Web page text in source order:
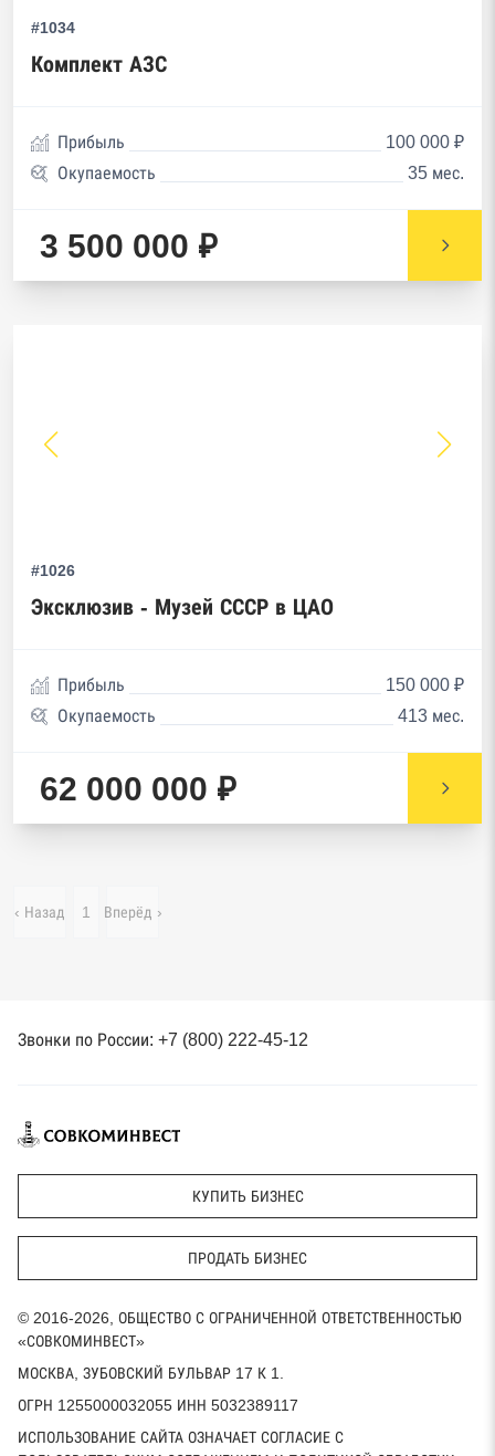
#1034
Комплект АЗС
Прибыль
100 000 ₽
Окупаемость
35 мес.
3 500 000 ₽
#1026
Эксклюзив - Музей СССР в ЦАО
Прибыль
150 000 ₽
Окупаемость
413 мес.
62 000 000 ₽
‹ Назад 1 Вперёд ›
Звонки по России: +7 (800) 222-45-12
КУПИТЬ БИЗНЕС
ПРОДАТЬ БИЗНЕС
© 2016-2026, ОБЩЕСТВО С ОГРАНИЧЕННОЙ ОТВЕТСТВЕННОСТЬЮ
«СОВКОМИНВЕСТ»
МОСКВА, ЗУБОВСКИЙ БУЛЬВАР 17 К 1.
ОГРН 1255000032055 ИНН 5032389117
ИСПОЛЬЗОВАНИЕ САЙТА ОЗНАЧАЕТ СОГЛАСИЕ С